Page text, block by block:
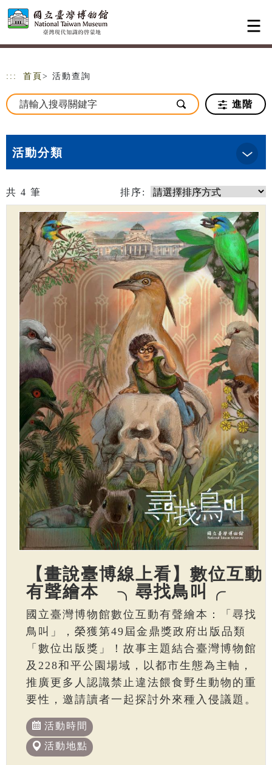
跳到主要內容
網站導覽
::: 首頁 > 活動查詢
進階
活動分類
共 4 筆 排序:
【畫說臺博線上看】數位互動
有聲繪本 ╮尋找鳥叫╭
國立臺灣博物館數位互動有聲繪本：「尋找
鳥叫」，榮獲第49屆金鼎獎政府出版品類
「數位出版獎」！故事主題結合臺灣博物館
及228和平公園場域，以都市生態為主軸，
推廣更多人認識禁止違法餵食野生動物的重
要性，邀請讀者一起探討外來種入侵議題。
活動時間
活動地點